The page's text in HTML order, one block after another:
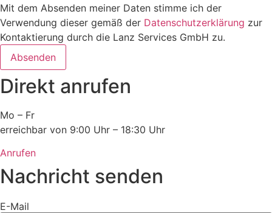
Mit dem Absenden meiner Daten stimme ich der
Verwendung dieser gemäß der Datenschutzerklärung zur
Kontaktierung durch die Lanz Services GmbH zu.
Absenden
Direkt anrufen
Mo – Fr
erreichbar von 9:00 Uhr – 18:30 Uhr
Anrufen
Nachricht senden
E-Mail